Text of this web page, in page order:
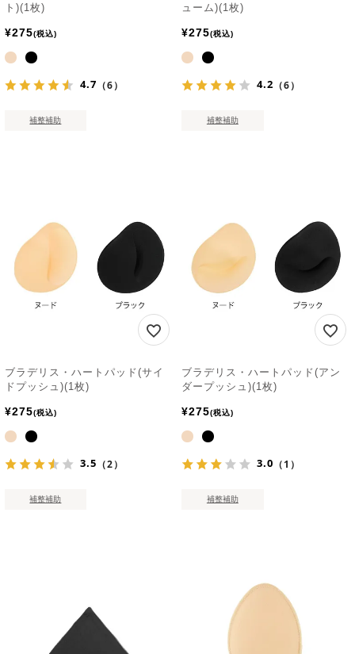
ト)(1枚)
¥275 税込
4.7 （6）
補整補助
ューム)(1枚)
¥275 税込
4.2 （6）
補整補助
ブラデリス・ハートパッド(サイ
ドプッシュ)(1枚)
¥275 税込
3.5 （2）
補整補助
ブラデリス・ハートパッド(アン
ダープッシュ)(1枚)
¥275 税込
3.0 （1）
補整補助